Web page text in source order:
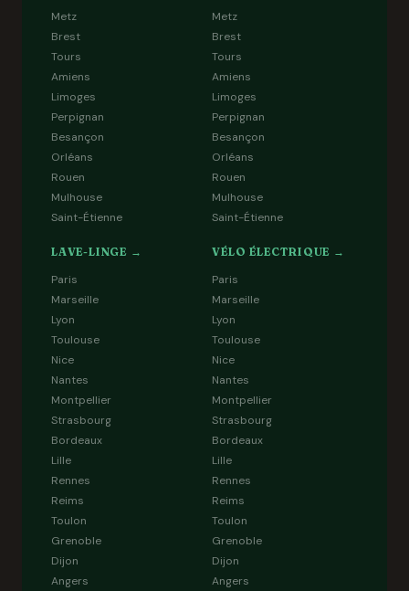
Metz
Brest
Tours
Amiens
Limoges
Perpignan
Besançon
Orléans
Rouen
Mulhouse
Saint-Étienne
Metz
Brest
Tours
Amiens
Limoges
Perpignan
Besançon
Orléans
Rouen
Mulhouse
Saint-Étienne
LAVE-LINGE →
Paris
Marseille
Lyon
Toulouse
Nice
Nantes
Montpellier
Strasbourg
Bordeaux
Lille
Rennes
Reims
Toulon
Grenoble
Dijon
Angers
VÉLO ÉLECTRIQUE →
Paris
Marseille
Lyon
Toulouse
Nice
Nantes
Montpellier
Strasbourg
Bordeaux
Lille
Rennes
Reims
Toulon
Grenoble
Dijon
Angers